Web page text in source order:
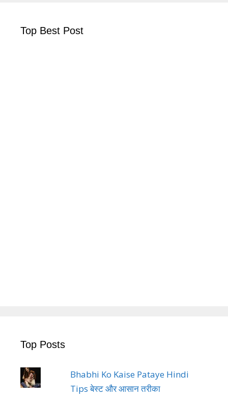
Top Best Post
Top Posts
Bhabhi Ko Kaise Pataye Hindi
Tips बेस्ट और आसान तरीका